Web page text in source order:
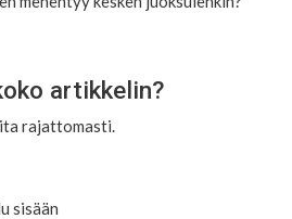
artikkelin?
rajattomasti.
sisään